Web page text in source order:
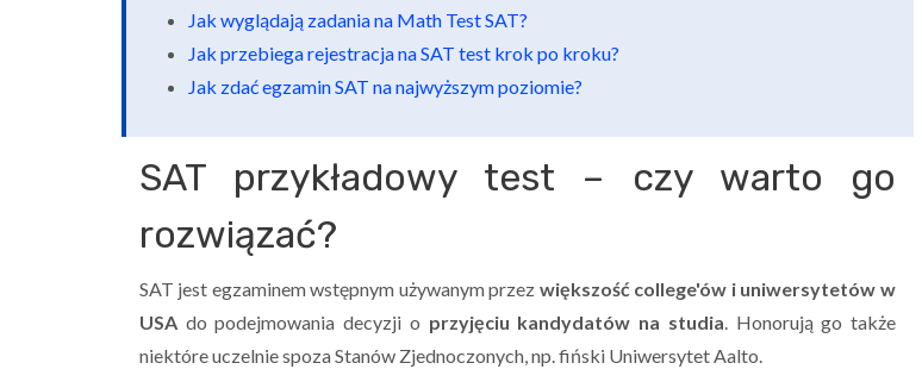
Jak wyglądają zadania na Math Test SAT?
Jak przebiega rejestracja na SAT test krok po kroku?
Jak zdać egzamin SAT na najwyższym poziomie?
SAT przykładowy test – czy warto go
rozwiązać?
SAT jest egzaminem wstępnym używanym przez większość college'ów i uniwersytetów w
USA do podejmowania decyzji o przyjęciu kandydatów na studia . Honorują go także
niektóre uczelnie spoza Stanów Zjednoczonych, np. fiński Uniwersytet Aalto.